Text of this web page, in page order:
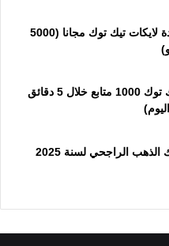
افضل مواقع زيادة لايكات تيك توك مجانا (5000
زيادة متابعين تيك توك 1000 متابع خلال 5 دقائق
الراجحي لسنة 2025